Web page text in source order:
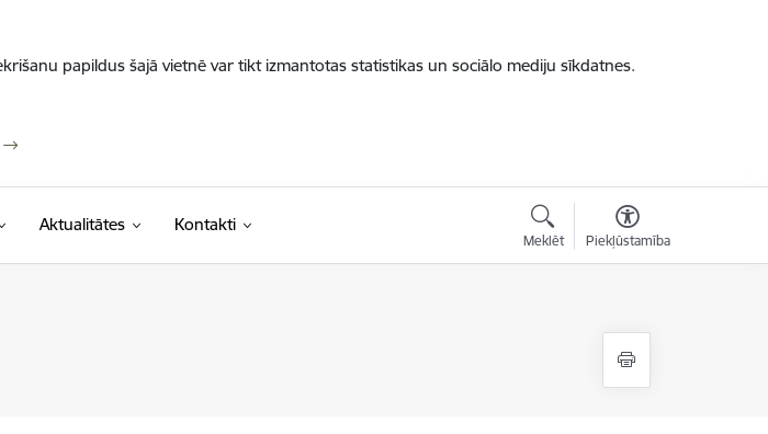
papildus šajā vietnē var tikt izmantotas statistikas un sociālo mediju sīkdatnes.
Aktualitātes Kontakti
Meklēt Piekļūstamība